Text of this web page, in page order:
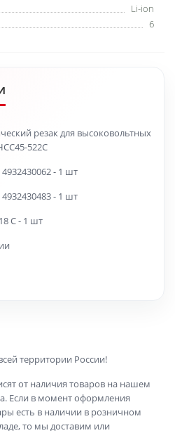
Li-ion
6
резак для высоковольтных
522C
- 1 шт
- 1 шт
C - 1 шт
территории России!
от наличия товаров на нашем
Если в момент оформления
есть в наличии в розничном
то мы доставим или